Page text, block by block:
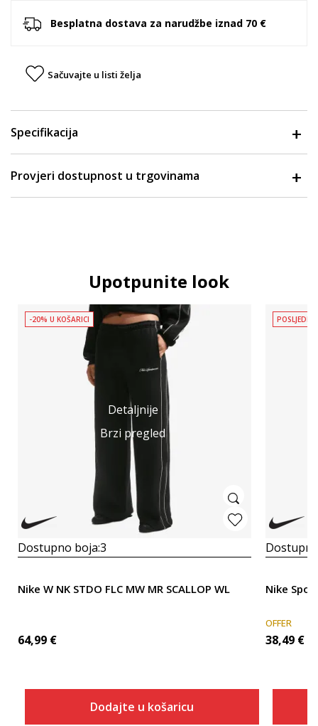
Besplatna dostava za narudžbe iznad 70 €
Sačuvajte u listi želja
Specifikacija
Provjeri dostupnost u trgovinama
Upotpunite look
Detaljnije
Brzi pregled
-20% U KOŠARICI
Dostupno boja:3
Nike W NK STDO FLC MW MR SCALLOP WL
64,99 €
Dodajte u košaricu
Nike
OFFER
38,49 €